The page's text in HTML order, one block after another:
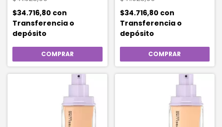
$34.716,80 con
Transferencia o
depósito
$34.716,80 con
Transferencia o
depósito